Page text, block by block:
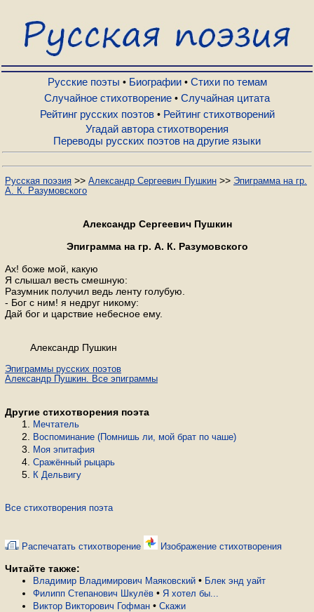
Русские поэты
Биографии
Стихи по темам
Случайное стихотворение
Рейтинг русских поэтов
Рейтинг стихотворений
Русские поэты • Биографии• Стихи по темам
Случайное стихотворение • Случайная цитата
Рейтинг русских поэтов• Рейтинг стихотворений
Угадай автора стихотворения
Переводы русских поэтов на другие языки
Русская поэзия >> Александр Сергеевич Пушкин >> Эпиграмма на гр.
А. К. Разумовского
Александр Сергеевич Пушкин
Эпиграмма на гр. А. К. Разумовского
Ах! боже мой, какую
Я слышал весть смешную:
Разумник получил ведь ленту голубую.
- Бог с ним! я недруг никому:
Дай бог и царствие небесное ему.
Александр Пушкин
Эпиграммы русских поэтов
Александр Пушкин. Все эпиграммы
Другие стихотворения поэта
Мечтатель
Воспоминание (Помнишь ли, мой брат по чаше)
Моя эпитафия
Сражённый рыцарь
К Дельвигу
Все стихотворения поэта
Распечатать стихотворение Изображение стихотворения
Читайте также:
Владимир Владимирович Маяковский • Блек энд уайт
Филипп Степанович Шкулёв • Я хотел бы...
Виктор Викторович Гофман • Скажи